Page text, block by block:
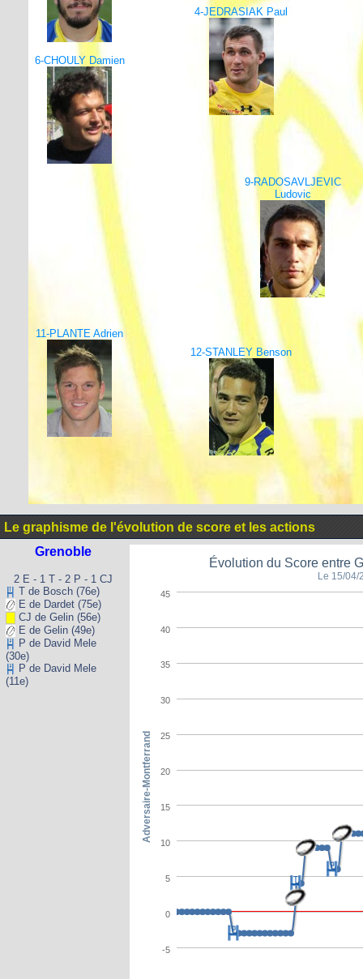
4-JEDRASIAK Paul
6-CHOULY Damien
9-RADOSAVLJEVIC
Ludovic
11-PLANTE Adrien
12-STANLEY Benson
Le graphisme de l'évolution de score et les actions
Grenoble
2 E - 1 T - 2 P - 1 CJ
T de Bosch (76e)
E de Dardet (75e)
CJ de Gelin (56e)
E de Gelin (49e)
P de David Mele
(30e)
P de David Mele
(11e)
Évolution du Score entre
Le 15/04/
-5
0
5
10
15
20
25
30
35
40
45
Adversaire-Montferrand